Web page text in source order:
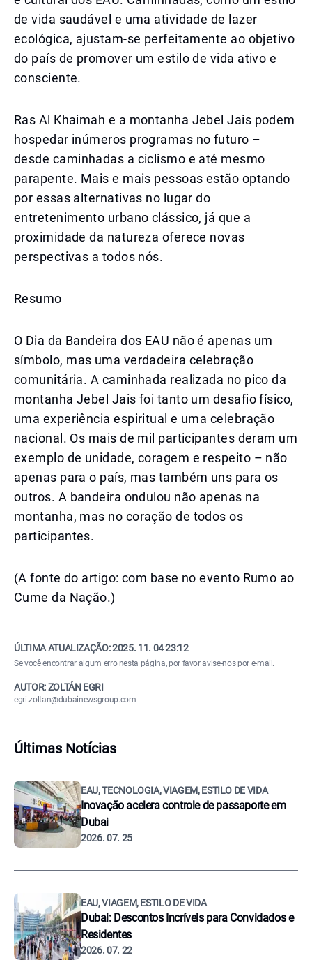
de vida saudável e uma atividade de lazer
ecológica, ajustam-se perfeitamente ao objetivo
do país de promover um estilo de vida ativo e
consciente.
Ras Al Khaimah e a montanha Jebel Jais podem
hospedar inúmeros programas no futuro –
desde caminhadas a ciclismo e até mesmo
parapente. Mais e mais pessoas estão optando
por essas alternativas no lugar do
entretenimento urbano clássico, já que a
proximidade da natureza oferece novas
perspectivas a todos nós.
Resumo
O Dia da Bandeira dos EAU não é apenas um
símbolo, mas uma verdadeira celebração
comunitária. A caminhada realizada no pico da
montanha Jebel Jais foi tanto um desafio físico,
uma experiência espiritual e uma celebração
nacional. Os mais de mil participantes deram um
exemplo de unidade, coragem e respeito – não
apenas para o país, mas também uns para os
outros. A bandeira ondulou não apenas na
montanha, mas no coração de todos os
participantes.
(A fonte do artigo: com base no evento Rumo ao
Cume da Nação.)
ÚLTIMA ATUALIZAÇÃO:2025. 11. 04 23:12
Se você encontrar algum erro nesta página, por favoravise-nos por e-mail .
AUTOR: ZOLTÁN EGRI
egri.zoltan@dubainewsgroup.com
Últimas Notícias
EAU, TECNOLOGIA, VIAGEM, ESTILO DE VIDA
Inovação acelera controle de passaporte em
Dubai
2026. 07. 25
EAU, VIAGEM, ESTILO DE VIDA
Dubai: Descontos Incríveis para Convidados e
Residentes
2026. 07. 22